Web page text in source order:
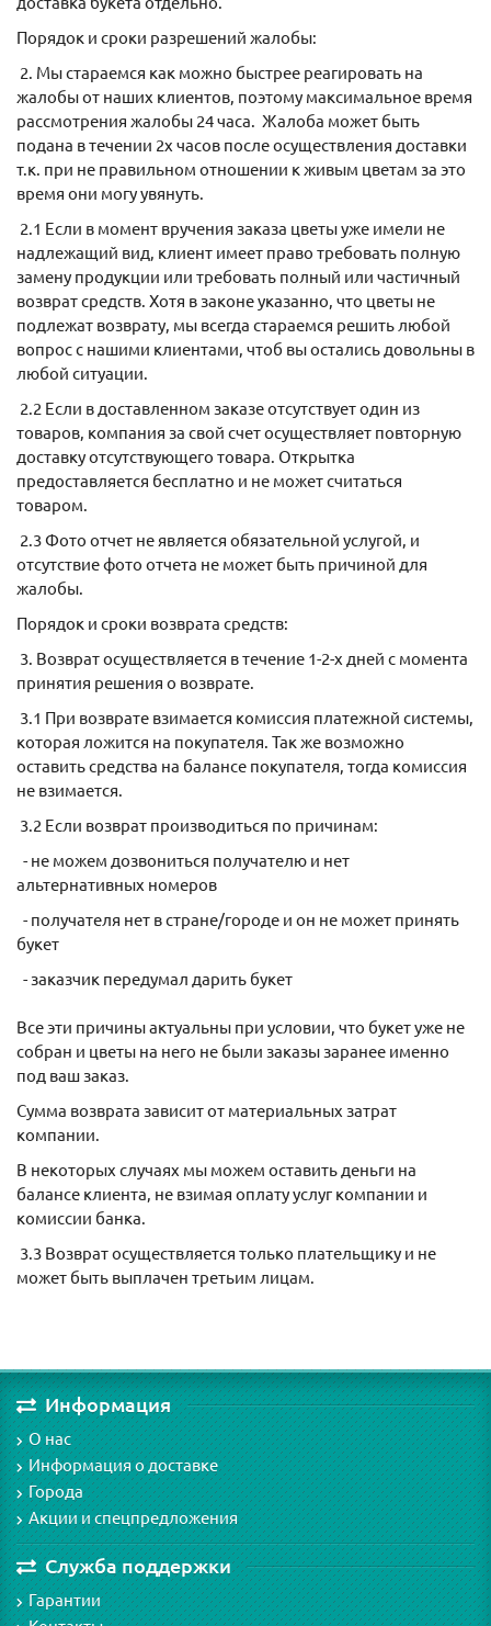
Порядок и сроки разрешений жалобы:
2. Мы стараемся как можно быстрее реагировать на
жалобы от наших клиентов, поэтому максимальное время
рассмотрения жалобы 24 часа. Жалоба может быть
подана в течении 2х часов после осуществления доставки
т.к. при не правильном отношении к живым цветам за это
время они могу увянуть.
2.1 Если в момент вручения заказа цветы уже имели не
надлежащий вид, клиент имеет право требовать полную
замену продукции или требовать полный или частичный
возврат средств. Хотя в законе указанно, что цветы не
подлежат возврату, мы всегда стараемся решить любой
вопрос с нашими клиентами, чтоб вы остались довольны в
любой ситуации.
2.2 Если в доставленном заказе отсутствует один из
товаров, компания за свой счет осуществляет повторную
доставку отсутствующего товара. Открытка
предоставляется бесплатно и не может считаться
товаром.
2.3 Фото отчет не является обязательной услугой, и
отсутствие фото отчета не может быть причиной для
жалобы.
Порядок и сроки возврата средств:
3. Возврат осуществляется в течение 1-2-х дней с момента
принятия решения о возврате.
3.1 При возврате взимается комиссия платежной системы,
которая ложится на покупателя. Так же возможно
оставить средства на балансе покупателя, тогда комиссия
не взимается.
3.2 Если возврат производиться по причинам:
- не можем дозвониться получателю и нет
альтернативных номеров
- получателя нет в стране/городе и он не может принять
букет
- заказчик передумал дарить букет
Все эти причины актуальны при условии, что букет уже не
собран и цветы на него не были заказы заранее именно
под ваш заказ.
Сумма возврата зависит от материальных затрат
компании.
В некоторых случаях мы можем оставить деньги на
балансе клиента, не взимая оплату услуг компании и
комиссии банка.
3.3 Возврат осуществляется только плательщику и не
может быть выплачен третьим лицам.
Информация
О нас
Информация о доставке
Города
Акции и спецпредложения
Служба поддержки
Гарантии